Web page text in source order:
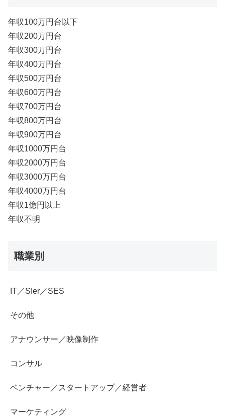
年収100万円台以下
年収200万円台
年収300万円台
年収400万円台
年収500万円台
年収600万円台
年収700万円台
年収800万円台
年収900万円台
年収1000万円台
年収2000万円台
年収3000万円台
年収4000万円台
年収1億円以上
年収不明
職業別
IT／SIer／SES
その他
アナウンサー／映像制作
コンサル
ベンチャー／スタートアップ／経営者
マーケティング